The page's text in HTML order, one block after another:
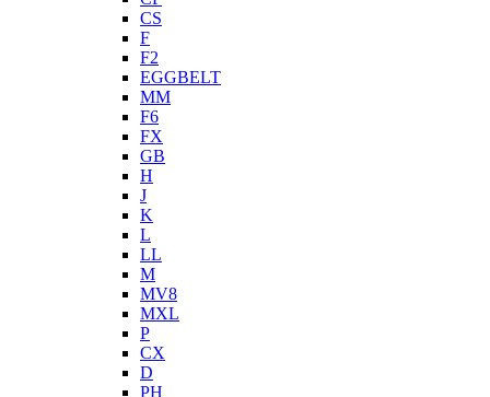
CS
F
F2
EGGBELT
MM
F6
FX
GB
H
J
K
L
LL
M
MV8
MXL
P
CX
D
PH